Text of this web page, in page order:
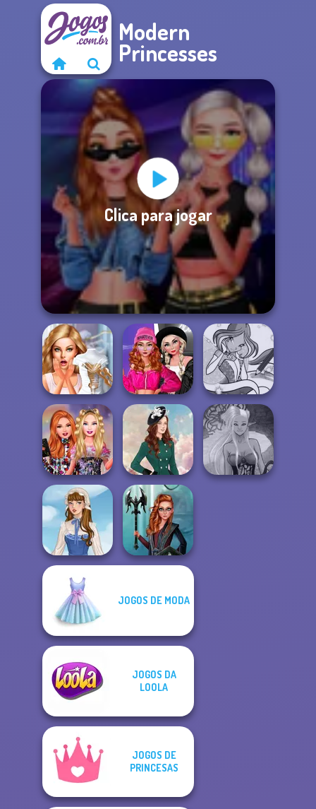
Modern
Princesses
Clica para jogar
Bridezilla: Prank
The Bride
Fashion Wars
Monochrome Vs
Rai...
Winx Paint Fairy
Color
Bestie Birthday
Surprise
Kate Middleton
French Folklore
Centaur
JOGOS DE MODA
JOGOS DA
LOOLA
JOGOS DE
PRINCESAS